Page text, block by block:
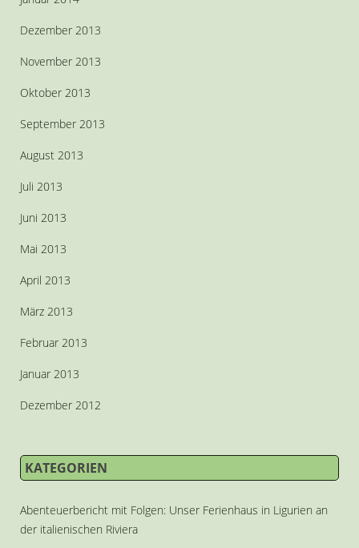
Dezember 2013
November 2013
Oktober 2013
September 2013
August 2013
Juli 2013
Juni 2013
Mai 2013
April 2013
März 2013
Februar 2013
Januar 2013
Dezember 2012
KATEGORIEN
Abenteuerbericht mit Folgen: Unser Ferienhaus in Ligurien an
der italienischen Riviera